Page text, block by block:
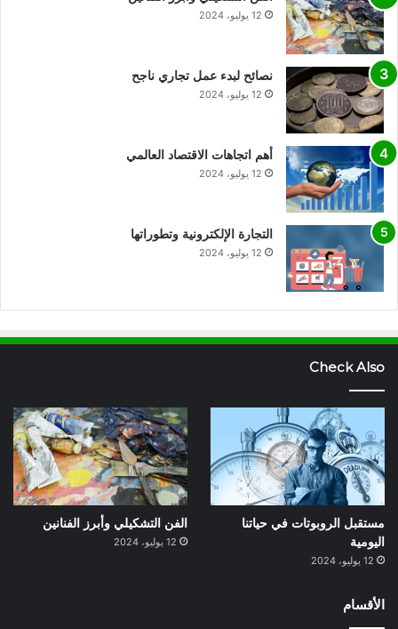
12 يوليو، 2024
نصائح لبدء عمل تجاري ناجح
12 يوليو، 2024
أهم اتجاهات الاقتصاد العالمي
12 يوليو، 2024
التجارة الإلكترونية وتطوراتها
12 يوليو، 2024
Check Also
مستقبل الروبوتات في حياتنا
اليومية
12 يوليو، 2024
الفن التشكيلي وأبرز الفنانين
12 يوليو، 2024
الأقسام